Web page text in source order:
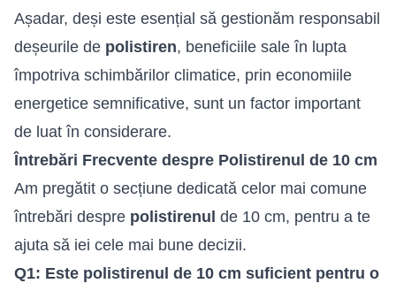
Așadar, deși este esențial să gestionăm responsabil
deșeurile de polistiren, beneficiile sale în lupta
împotriva schimbărilor climatice, prin economiile
energetice semnificative, sunt un factor important
de luat în considerare.
Întrebări Frecvente despre Polistirenul de 10 cm
Am pregătit o secțiune dedicată celor mai comune
întrebări despre polistirenul de 10 cm, pentru a te
ajuta să iei cele mai bune decizii.
Q1: Este polistirenul de 10 cm suficient pentru o